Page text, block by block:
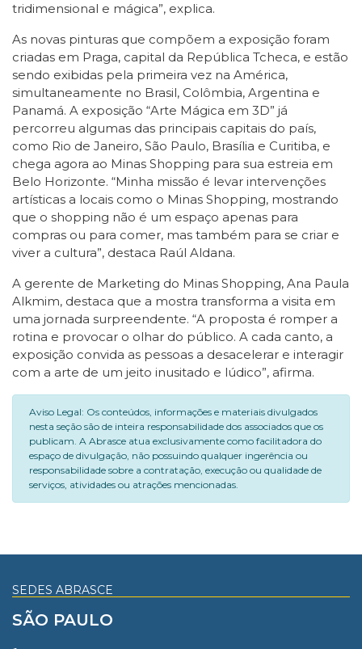
tridimensional e mágica”, explica.
As novas pinturas que compõem a exposição foram
criadas em Praga, capital da República Tcheca, e estão
sendo exibidas pela primeira vez na América,
simultaneamente no Brasil, Colômbia, Argentina e
Panamá. A exposição “Arte Mágica em 3D” já
percorreu algumas das principais capitais do país,
como Rio de Janeiro, São Paulo, Brasília e Curitiba, e
chega agora ao Minas Shopping para sua estreia em
Belo Horizonte. “Minha missão é levar intervenções
artísticas a locais como o Minas Shopping, mostrando
que o shopping não é um espaço apenas para
compras ou para comer, mas também para se criar e
viver a cultura”, destaca Raúl Aldana.
A gerente de Marketing do Minas Shopping, Ana Paula
Alkmim, destaca que a mostra transforma a visita em
uma jornada surpreendente. “A proposta é romper a
rotina e provocar o olhar do público. A cada canto, a
exposição convida as pessoas a desacelerar e interagir
com a arte de um jeito inusitado e lúdico”, afirma.
Aviso Legal: Os conteúdos, informações e materiais divulgados
nesta seção são de inteira responsabilidade dos associados que os
publicam. A Abrasce atua exclusivamente como facilitadora do
espaço de divulgação, não possuindo qualquer ingerência ou
responsabilidade sobre a contratação, execução ou qualidade de
serviços, atividades ou atrações mencionadas.
SEDES ABRASCE
SÃO PAULO